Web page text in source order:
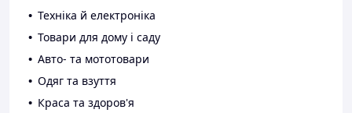
Техніка й електроніка
Товари для дому і саду
Авто- та мототовари
Одяг та взуття
Краса та здоров'я